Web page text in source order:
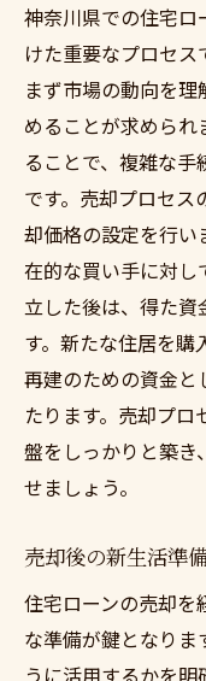
神奈川県での住宅ロ
けた重要なプロセス
まず市場の動向を
めることが求められ
ることで、複雑な
です。売却プロセ
却価格の設定を行い
在的な買い手に対し
立した後は、得た資
す。新たな住居を
再建のための資金
たります。売却プ
盤をしっかりと築き
せましょう。
売却後の新生活準
住宅ローンの売却を
な準備が鍵となりま
うに活用するかを